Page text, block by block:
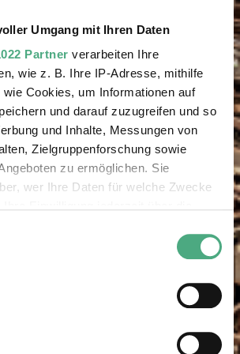
Umgang mit Ihren Daten
Partner verarbeiten Ihre
wie z. B. Ihre IP-Adresse, mithilfe
wie Cookies, um Informationen auf
und darauf zuzugreifen und so
und Inhalte, Messungen von
Zielgruppenforschung sowie
zu ermöglichen. Sie
wer Ihre Daten für welche Zwecke
oder widerrufen
über Ihre geografische Lage erfassen,
aktives Scannen nach bestimmten